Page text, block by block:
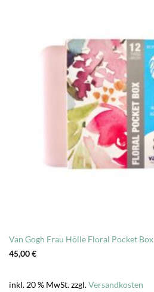
Van Gogh Frau Hölle Floral Pocket Box
45,00€
inkl. 20 % MwSt.zzgl.Versandkosten